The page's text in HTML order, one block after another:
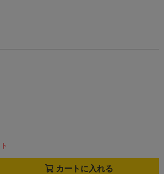
カートに入れる